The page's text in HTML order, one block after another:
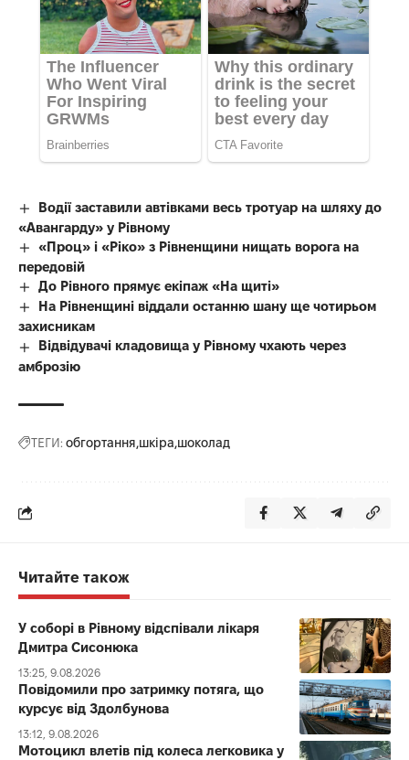
Водії заставили автівками весь тротуар на шляху до
«Авангарду» у Рівному
«Проц» і «Ріко» з Рівненщини нищать ворога на
передовій
До Рівного прямує екіпаж «На щиті»
На Рівненщині віддали останню шану ще чотирьом
захисникам
Відвідувачі кладовища у Рівному чхають через
амброзію
ТЕГИ: обгортання шкіра шоколад
Читайте також
У соборі в Рівному відспівали лікаря
Дмитра Сисонюка
13:25, 9.08.2026
Повідомили про затримку потяга, що
курсує від Здолбунова
13:12, 9.08.2026
Мотоцикл влетів під колеса легковика у